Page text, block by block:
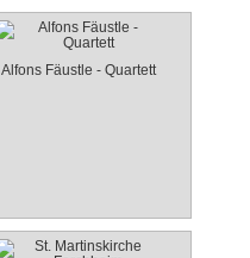
Alfons Fäustle - Quartett